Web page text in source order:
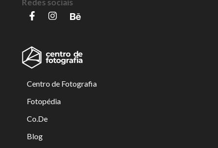
Redes sociais
Centro de Fotografia
Fotopédia
Co.De
Blog